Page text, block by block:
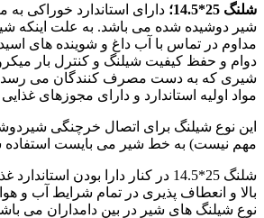
شلنگ 25*14.5 ؛ دارای استاندارد خوراکی
شیر دوشیده شده می باشد. به علت اینکه
مداوم در تماس با آب داغ و شوینده های
دوام و حفظ کیفیت شیلنگ و کنترل بار
شیری که به دست مصرف کنندگان می رسد.
مواد اولیه استاندارد و دارای مجوزهای
این نوع شیلنگ برای اتصال خرچنگی
مهم نیست) به خط شیر می بایست استفاده
شلنگ 25*14.5 در کنار دارا بودن
بالا و انعطاف پذیری در تمام شرایط آب و
نوع شیلنگ های شیر در بین دامداران می